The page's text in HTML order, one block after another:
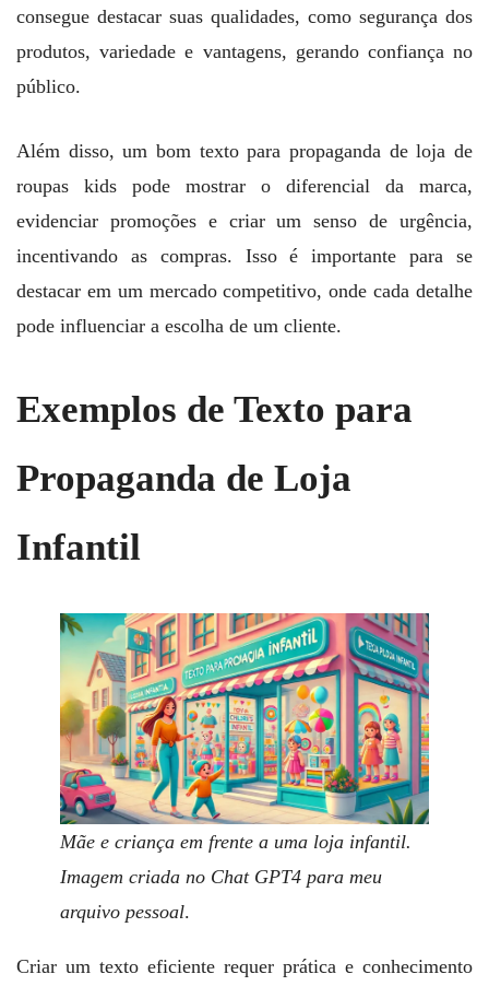
consegue destacar suas qualidades, como segurança dos
produtos, variedade e vantagens, gerando confiança no
público.
Além disso, um bom texto para propaganda de loja de
roupas kids pode mostrar o diferencial da marca,
evidenciar promoções e criar um senso de urgência,
incentivando as compras. Isso é importante para se
destacar em um mercado competitivo, onde cada detalhe
pode influenciar a escolha de um cliente.
Exemplos de Texto para
Propaganda de Loja
Infantil
Mãe e criança em frente a uma loja infantil.
Imagem criada no Chat GPT4 para meu
arquivo pessoal.
Criar um texto eficiente requer prática e conhecimento